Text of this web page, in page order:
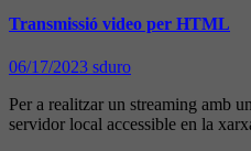
Transmissió video per HTML
06/17/2023 sduro
Per a realitzar un streaming amb
servidor local accessible en la